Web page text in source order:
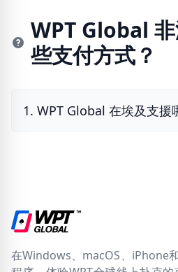
WPT Global
些支付方式？
1. WPT Global 在埃及支援
在Windows、macOS、iPhone